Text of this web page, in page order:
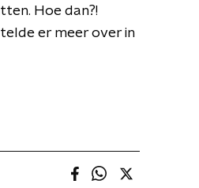
Hoe dan?!
er meer over in